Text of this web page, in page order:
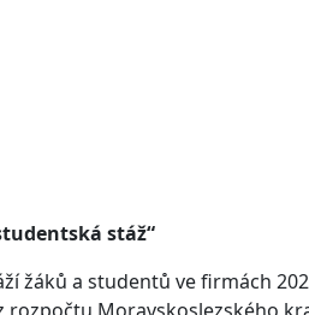
stáž“
žáků a studentů ve firmách